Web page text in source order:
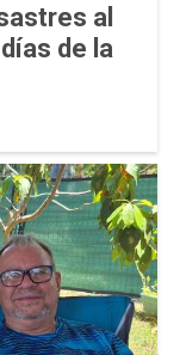
al
de la